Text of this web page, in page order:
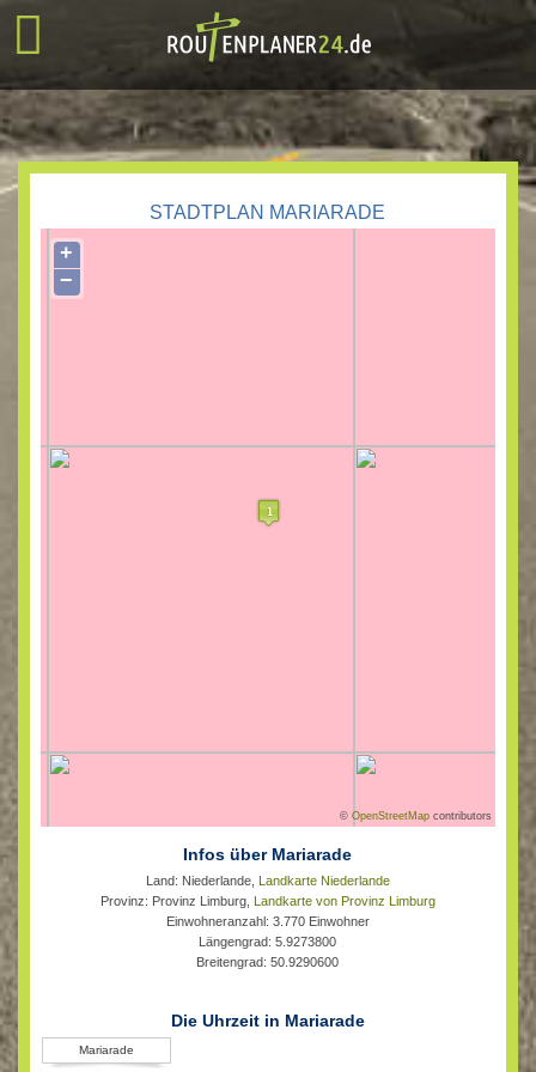
STADTPLAN MARIARADE
+
−
©OpenStreetMap contributors
Infos über Mariarade
Land: Niederlande, Landkarte Niederlande
Provinz: Provinz Limburg, Landkarte von Provinz Limburg
Einwohneranzahl: 3.770 Einwohner
Längengrad: 5.9273800
Breitengrad: 50.9290600
Die Uhrzeit in Mariarade
Mariarade